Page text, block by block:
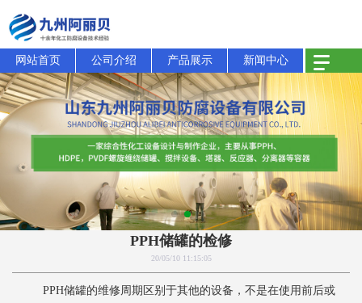
网站首页 公司介绍 产品展示 新闻中心
PPH储罐的检修
20/05/10 11:15:05
PPH储罐的维修周期区别于其他的设备，不是在使用前后或